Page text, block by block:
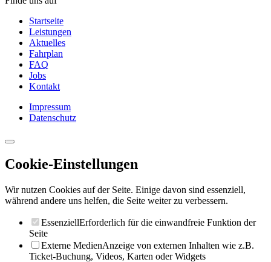
Startseite
Leistungen
Aktuelles
Fahrplan
FAQ
Jobs
Kontakt
Impressum
Datenschutz
Cookie-Einstellungen
Wir nutzen Cookies auf der Seite. Einige davon sind essenziell,
während andere uns helfen, die Seite weiter zu verbessern.
EssenziellErforderlich für die einwandfreie Funktion der
Seite
Externe MedienAnzeige von externen Inhalten wie z.B.
Ticket-Buchung, Videos, Karten oder Widgets